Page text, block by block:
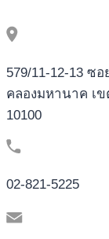
579/11-12-13 ซ
คลองมหานาค เ
10100
02-821-5225